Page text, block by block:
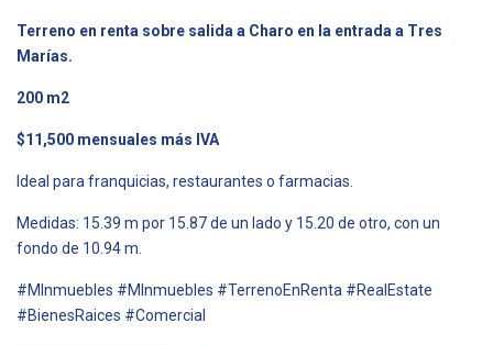
Terreno en renta sobre salida a Charo en la entrada a Tres
Marías.
200 m2
$11,500 mensuales más IVA
Ideal para franquicias, restaurantes o farmacias.
Medidas: 15.39 m por 15.87 de un lado y 15.20 de otro, con un
fondo de 10.94 m.
#MInmuebles #MInmuebles #TerrenoEnRenta #RealEstate
#BienesRaices #Comercial